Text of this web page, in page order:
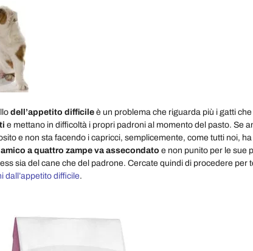
dell’appetito difficile è un problema che riguarda più i gatti che
e mettano in difficoltà i propri padroni al momento del pasto. Se
e non sta facendo i capricci, semplicemente, come tutti noi,
a quattro zampe va assecondato e non punito per le sue
sia del cane che del padrone. Cercate quindi di procedere
dall’appetito difficile.